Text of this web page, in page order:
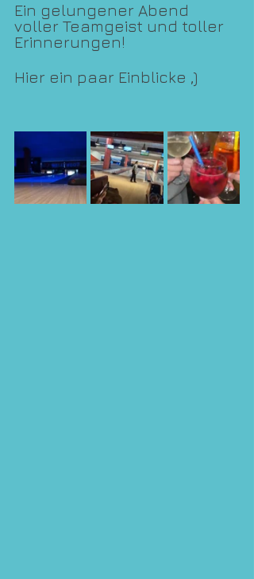
Ein gelungener Abend
voller Teamgeist und toller
Erinnerungen!
Hier ein paar Einblicke ,)